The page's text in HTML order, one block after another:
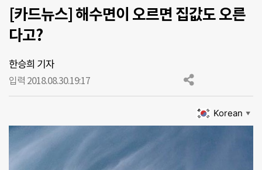
[카드뉴스] 해수면이 오르면 집값도 오른
다고?
한승희 기자
입력 2018.08.30.19:17
Korean ▼